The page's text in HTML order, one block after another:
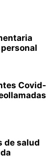
Covid-
de salud